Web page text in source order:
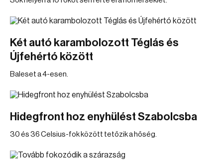
Két autó karambolozott Téglás és
Újfehértó között
Baleset a 4-esen.
Hidegfront hoz enyhülést Szabolcsba
30 és 36 Celsius-fok között tetőzik a hőség.